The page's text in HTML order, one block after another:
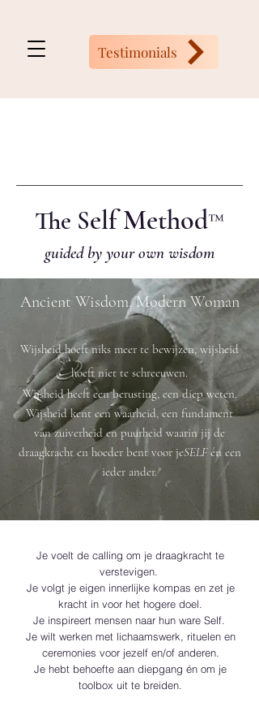
Testimonials
The Self Method™
guided by your own wisdom
The Self,jouw innerlijke
wijsheid.
Je voelt de calling om je draagkracht te
verstevigen.
Je volgt je eigen innerlijke kompas en zet je
kracht in voor het hogere doel.
Je inspireert mensen naar hun ware Self.
Je wilt werken met lichaamswerk , rituelen en
ceremonies voor jezelf en/of anderen.
Je hebt behoefte aan diepgang én om je
toolbox uit te breiden.
Ancient Wisdom, Modern Woman
Wijsheid hoeft niks meer te bewijzen, wijsheid
hoeft niet te schreeuwen.
Wijsheid heeft een berusting, een diep weten.
Wijsheid kent een waarheid, een fundament
van zuiverheid en puurheid waarin jij de
draagkracht en hoeder bent voor jeSELFén een
ieder ander.